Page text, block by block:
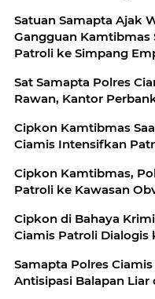
Satuan Samapta Ajak
Gangguan Kamtibmas
Patroli ke Simpang
Samapta Polres
Warga
Sat Samapta Polres
Rawan, Kantor
Cipkon Kamtibmas
Ciamis Intensifkan
Cipkon Kamtibmas,
Patroli ke Kawasan
Cipkon di Bahaya
Ciamis Patroli Dialogis
Samapta Polres
Antisipasi Balapan